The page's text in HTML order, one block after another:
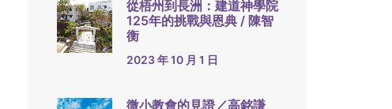
從梧州到長洲：建道神學院
125年的挑戰與恩典 / 陳智
衡
2023 年 10 月 1 日
微小教會的見證／高銘謙